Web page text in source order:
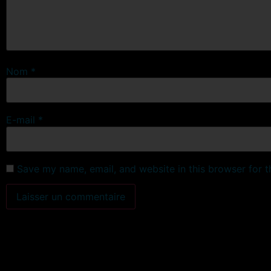
Nom *
E-mail *
Save my name, email, and website in this browser for